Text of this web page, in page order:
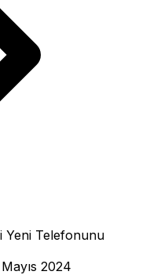
Yeni Telefonunu
2024